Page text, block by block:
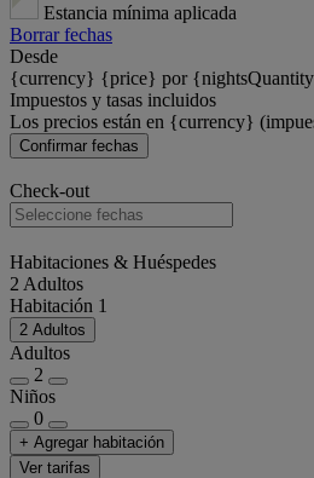
Estancia mínima aplicada
Borrar fechas
Desde
{currency} {price} por
Impuestos y tasas incluidos
Los precios están en {currency}
Confirmar fechas
Check-out
Habitaciones & Huéspedes
2 Adultos
Habitación 1
2 Adultos
Adultos
2
Niños
0
+ Agregar habitación
Ver tarifas